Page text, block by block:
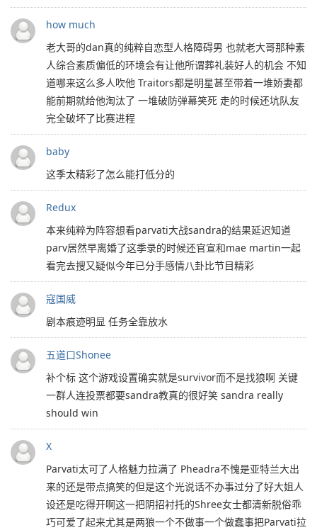
how much
老大哥的dan真的纯粹自恋型人格障碍男 也就老大哥那种素
人综合素质偏低的环境会有让他所谓葬礼装好人的机会 不知
道哪来这么多人吹他 Traitors都是明星甚至带着一堆娇妻都
能前期就给他淘汰了 一堆破防弹幕笑死 走的时候还坑队友
完全破坏了比赛进程
baby
这季太精彩了怎么能打低分的
Redux
本来纯粹为阵容想看parvati大战sandra的结果延迟知道
parv居然早离婚了这季录的时候还官宣和mae martin一起
看完去搜又疑似今年已分手感情八卦比节目精彩
寇国威
剧本痕迹明显 任务全靠放水
五道口Shonee
补个标 这个游戏设置确实就是survivor而不是找狼啊 关键
一群人连投票都要sandra教真的很好笑 sandra really
should win
X
Parvati太可了人格魅力拉满了 Pheadra不愧是亚特兰大出
来的还是带点搞笑的但是这个光说话不办事过分了好大姐人
设还是吃得开啊这一把阴招衬托的Shree女士都清新脱俗乖
巧可爱了起来尤其是两狼一个不做事一个做蠢事把Parvati拉